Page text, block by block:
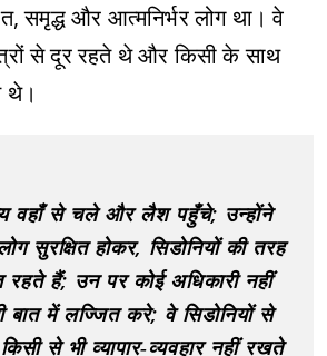
समृद्ध और आत्मनिर्भर लोग था। वे
से दूर रहते थे और किसी के साथ
थे।
वहाँ से चले और लैश पहुँचे; उन्होंने
सुरक्षित होकर, सिडोनियों की तरह
रहते हैं; उन पर कोई अधिकारी नहीं
बात में लज्जित करे; वे सिडोनियों से
से भी व्यापार‑व्यवहार नहीं रखते